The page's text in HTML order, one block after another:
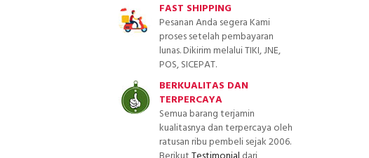
FAST SHIPPING
Pesanan Anda segera Kami
proses setelah pembayaran
lunas. Dikirim melalui TIKI, JNE,
POS, SICEPAT.
BERKUALITAS DAN
TERPERCAYA
Semua barang terjamin
kualitasnya dan terpercaya oleh
ratusan ribu pembeli sejak 2006.